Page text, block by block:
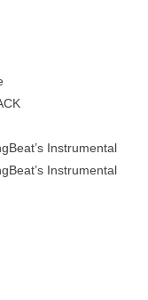
Instrumental
Instrumental